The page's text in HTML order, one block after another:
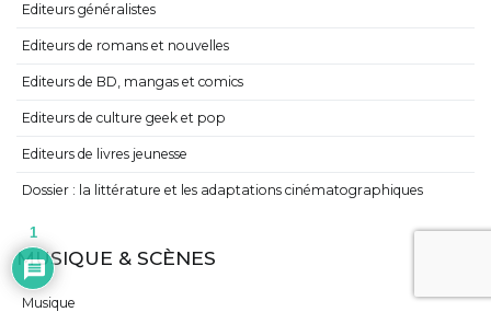
Editeurs généralistes
Editeurs de romans et nouvelles
Editeurs de BD, mangas et comics
Editeurs de culture geek et pop
Editeurs de livres jeunesse
Dossier : la littérature et les adaptations cinématographiques
MUSIQUE & SCÈNES
Musique
1